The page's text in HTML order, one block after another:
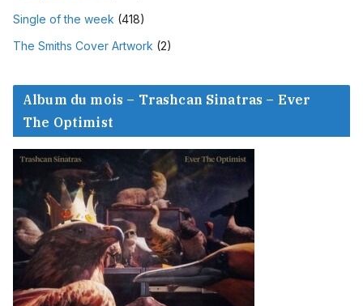
Single of the week (418)
The Smiths Cover Artwork (2)
Album du mois – Trashcan Sinatras – Ever
The Optimist